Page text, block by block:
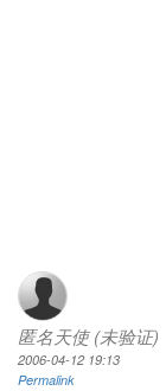
匿名天使 (未验证)
2006-04-12 19:13
Permalink